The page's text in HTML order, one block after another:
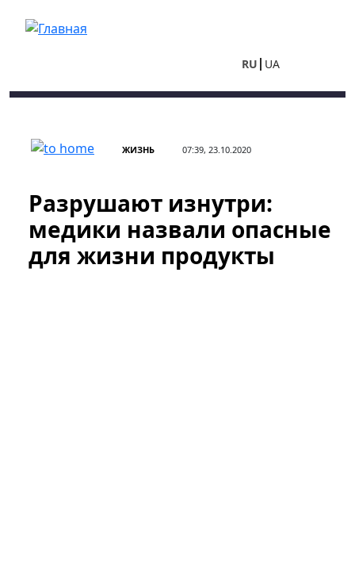
RU UA
ЖИЗНЬ 07:39, 23.10.2020
Разрушают изнутри:
медики назвали опасные
для жизни продукты